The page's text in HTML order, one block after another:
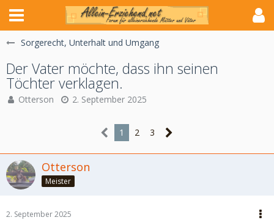
Sorgerecht, Unterhalt und Umgang
Der Vater möchte, dass ihn seinen
Töchter verklagen.
Otterson 2. September 2025
1 2 3
Otterson
Meister
2. September 2025